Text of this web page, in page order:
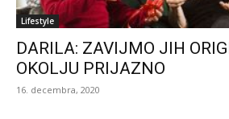
Lifestyle
DARILA: ZAVIJMO JIH
OKOLJU PRIJAZNO
16. decembra, 2020